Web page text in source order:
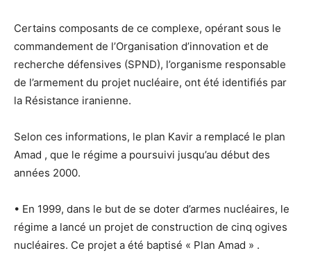
Certains composants de ce complexe, opérant sous le
commandement de l’Organisation d’innovation et de
recherche défensives (SPND), l’organisme responsable
de l’armement du projet nucléaire, ont été identifiés par
la Résistance iranienne.
Selon ces informations, le plan Kavir a remplacé le plan
Amad , que le régime a poursuivi jusqu’au début des
années 2000.
• En 1999, dans le but de se doter d’armes nucléaires, le
régime a lancé un projet de construction de cinq ogives
nucléaires. Ce projet a été baptisé « Plan Amad » .